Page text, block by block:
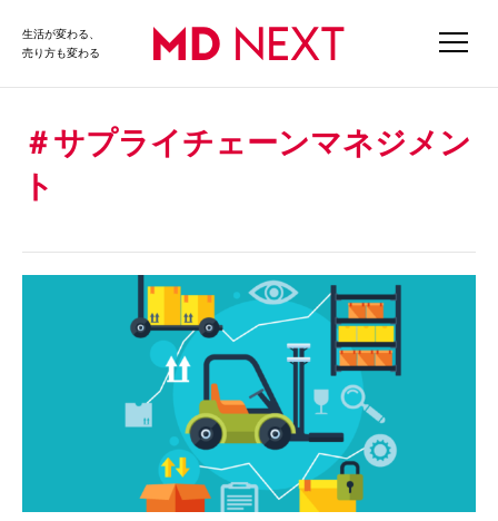
生活が変わる、
売り方も変わる
サプライチェーンマネジメン
ト